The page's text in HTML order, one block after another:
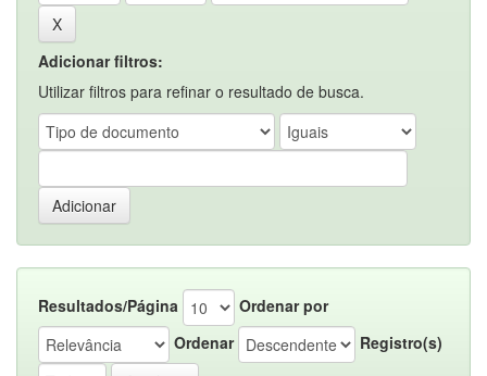
Adicionar filtros:
Utilizar filtros para refinar o resultado de busca.
Resultados/Página
Ordenar por
Ordenar
Registro(s)